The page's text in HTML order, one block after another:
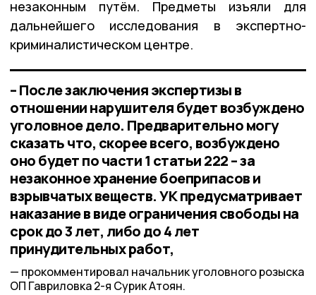
незаконным путём. Предметы изъяли для
дальнейшего исследования в экспертно-
криминалистическом центре.
– После заключения экспертизы в
отношении нарушителя будет возбуждено
уголовное дело. Предварительно могу
сказать что, скорее всего, возбуждено
оно будет по части 1 статьи 222 – за
незаконное хранение боеприпасов и
взрывчатых веществ. УК предусматривает
наказание в виде ограничения свободы на
срок до 3 лет, либо до 4 лет
принудительных работ,
прокомментировал начальник уголовного розыска
ОП Гавриловка 2-я Сурик Атоян.